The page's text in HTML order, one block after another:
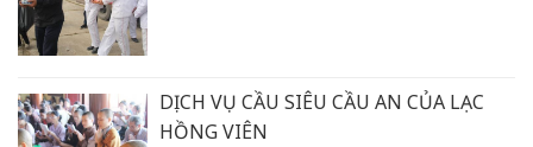
DỊCH VỤ CẦU SIÊU CẦU AN CỦA LẠC
HỒNG VIÊN